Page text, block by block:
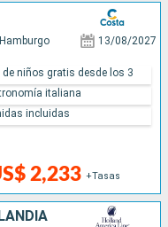
Hamburgo 13/08/2027
2,233 +Tasas
de niños gratis desde los 3
italiana
incluidas